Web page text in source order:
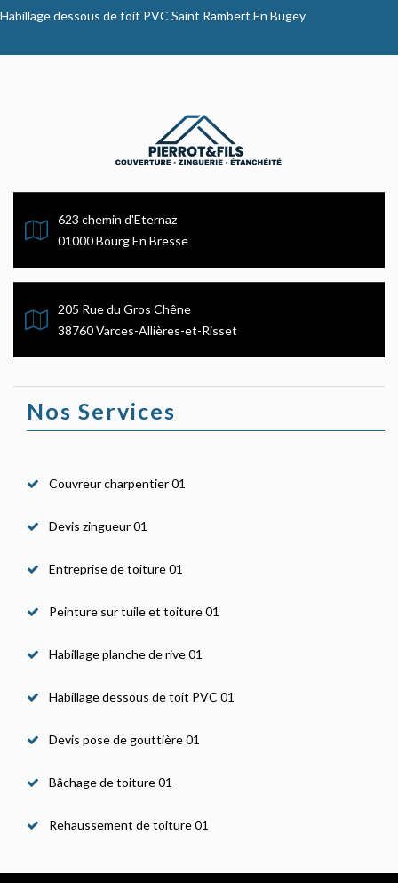
Habillage dessous de toit PVC Saint Rambert En Bugey
623 chemin d'Eternaz
01000 Bourg En Bresse
205 Rue du Gros Chêne
38760 Varces-Allières-et-Risset
Nos Services
Couvreur charpentier 01
Devis zingueur 01
Entreprise de toiture 01
Peinture sur tuile et toiture 01
Habillage planche de rive 01
Habillage dessous de toit PVC 01
Devis pose de gouttière 01
Bâchage de toiture 01
Rehaussement de toiture 01